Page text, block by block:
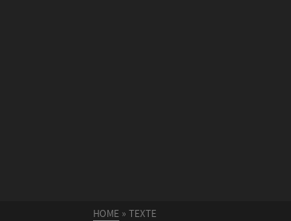
HOME » TEXTE